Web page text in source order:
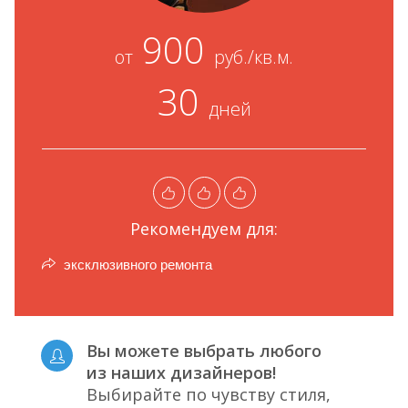
от 900 руб./кв.м.
30 дней
Рекомендуем для:
эксклюзивного ремонта
Вы можете выбрать любого
из наших дизайнеров!
Выбирайте по чувству стиля,